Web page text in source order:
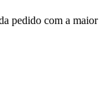
pedido com a maior